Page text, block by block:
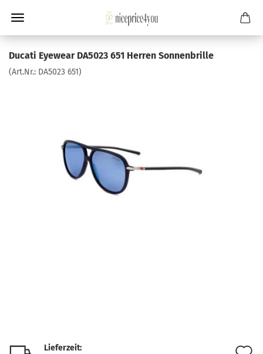
Ducati Eyewear DA5023 651 Herren Sonnenbrille
(Art.Nr.: DA5023 651)
Lieferzeit: